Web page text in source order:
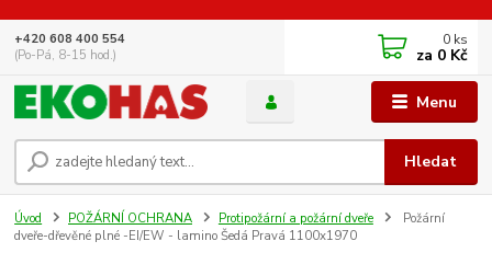
Menu
Hledat
+420 608 400 554
(Po-Pá, 8-15 hod.)
0 ks
za 0 Kč
Úvod POŽÁRNÍ OCHRANA Protipožární a požární dveře
Požární
dveře-dřevěné plné -EI/EW - lamino Šedá Pravá 1100x1970